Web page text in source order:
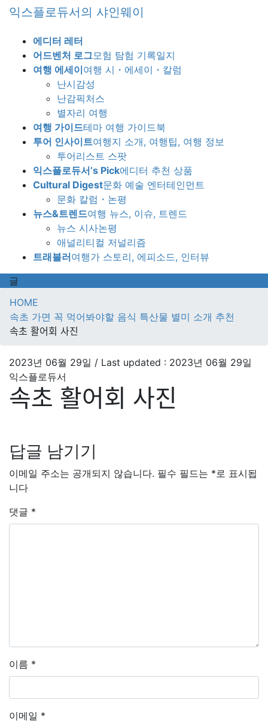
Skip
Skip
Navigation
익스플로듀서의 샤인웨이
에디터 레터
어드벤처 로그모험 탐험 기록일지
여행 에세이여행 시・에세이・칼럼
난시감성
난감픽처스
별자리 여행
여행 가이드테마 여행 가이드북
투어 인사이트여행지 소개, 여행팁, 여행 정보
투어리스트 스팟
익스플로듀서’s Pick에디터 추천 상품
Cultural Digest문화 예술 엔터테인먼트
문화 칼럼・논평
뉴스&트렌드여행 뉴스, 이슈, 트렌드
뉴스 시사논평
애널리티컬 저널리즘
트래블러여행가 스토리, 에피소드, 인터뷰
글
HOME
속초 가면 꼭 먹어봐야할 음식 특산물 별미 소개 추천
속초 활어회 사진
2023년 06월 29일 / Last updated : 2023년 06월 29일
익스플로듀서
속초 활어회 사진
답글 남기기
이메일 주소는 공개되지 않습니다. 필수 필드는 *로 표시됩
니다
댓글 *
이름 *
이메일 *